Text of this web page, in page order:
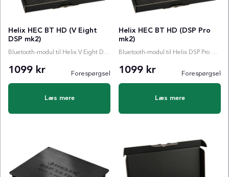
Helix HEC BT HD (V Eight
DSP mk2)
Bluetooth-modul til Helix V Eight DSP mk2
1099 kr Forespørgsel
Læs mere
Helix HEC BT HD (DSP Pro
mk2)
Bluetooth-modul til Helix DSP Pro MkII
1099 kr Forespørgsel
Læs mere